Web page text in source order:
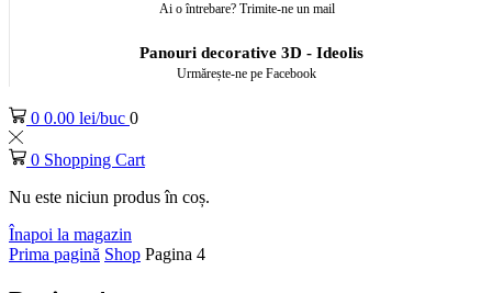
Ai o întrebare? Trimite-ne un mail
Panouri decorative 3D - Ideolis
Urmărește-ne pe Facebook
0 0.00 lei 0
0 Shopping Cart
Nu este niciun produs în coș.
Înapoi la magazin
Prima pagină Shop Pagina 4